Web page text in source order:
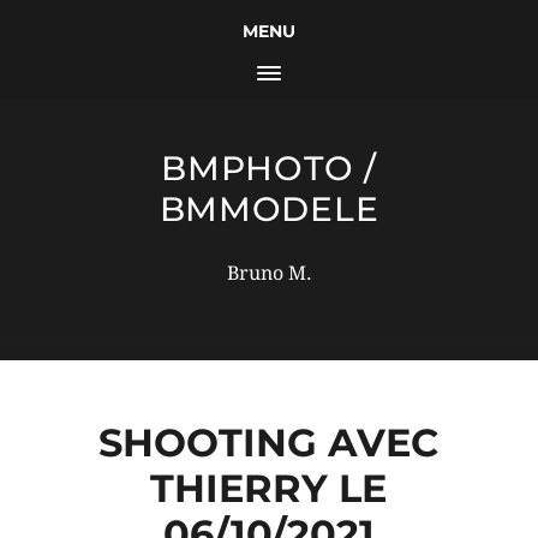
MENU
BMPHOTO /
BMMODELE
Bruno M.
SHOOTING AVEC
THIERRY LE